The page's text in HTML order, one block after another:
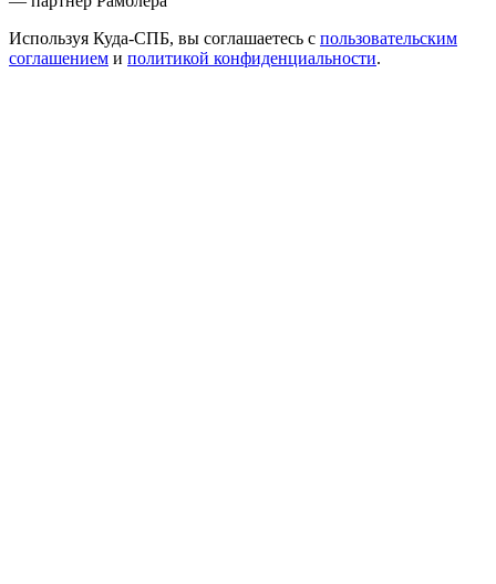
Используя Куда-СПБ, вы соглашаетесь с пользовательским
соглашением и политикой конфиденциальности.